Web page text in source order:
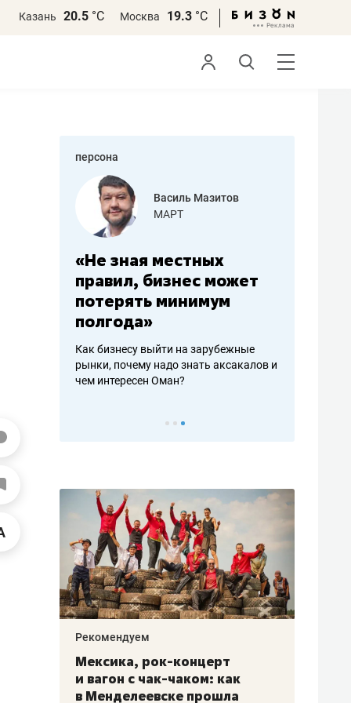
Казань 20.5 °С Москва 19.3 °С
персона
работа
Василь Мазитов
МАРТ
«Не зная местных
правил, бизнес может
потерять минимум
полгода»
Как бизнесу выйти на зарубежные
рынки, почему надо знать аксакалов и
чем интересен Оман?
Рекомендуем
Мексика, рок-концерт
и вагон с чак-чаком: как
в Менделеевске прошла